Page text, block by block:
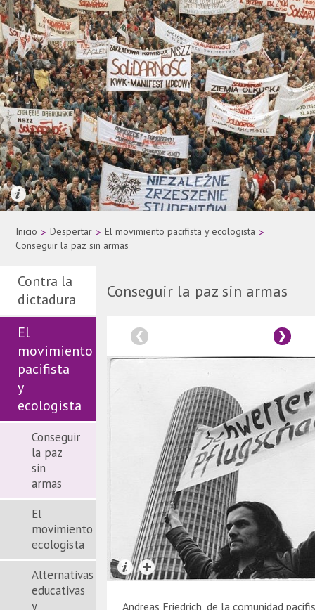
Inicio > Despertar > El movimiento pacifista y ecologista >
Conseguir la paz sin armas
Contra la
dictadura
El
movimiento
pacifista
y
ecologista
Conseguir
la paz
sin
armas
El
movimiento
ecologista
Alternativas
educativas
y
Conseguir la paz sin armas
Andreas Friedrich, de la comunidad